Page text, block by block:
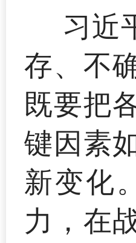
习近
存、不
既要把
键因素
新变化
力，在